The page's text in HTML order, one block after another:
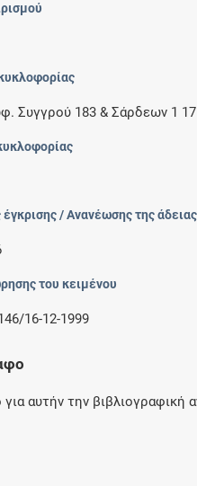
Συγγρού 183 & Σάρδεων 1
/ Ανανέωσης της άδειας
του κειμένου
16-12-1999
αυτήν την